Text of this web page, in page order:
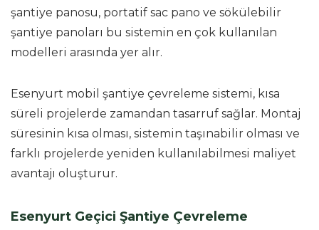
şantiye panosu, portatif sac pano ve sökülebilir
şantiye panoları bu sistemin en çok kullanılan
modelleri arasında yer alır.
Esenyurt mobil şantiye çevreleme sistemi, kısa
süreli projelerde zamandan tasarruf sağlar. Montaj
süresinin kısa olması, sistemin taşınabilir olması ve
farklı projelerde yeniden kullanılabilmesi maliyet
avantajı oluşturur.
Esenyurt Geçici Şantiye Çevreleme